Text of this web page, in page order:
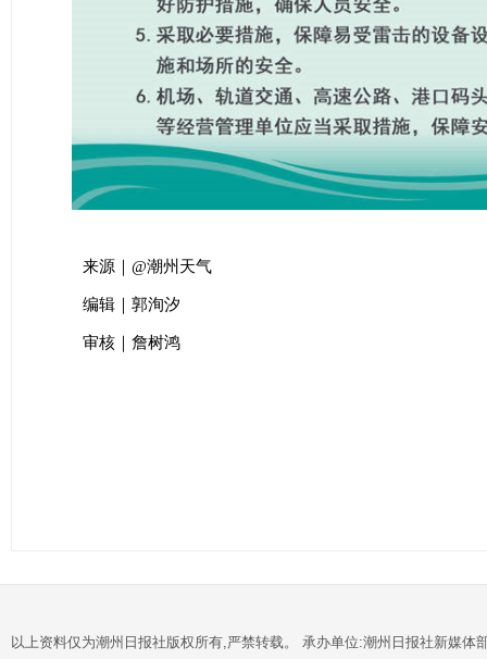
来源｜@潮州天气
编辑｜郭洵汐
审核｜詹树鸿
以上资料仅为潮州日报社版权所有,严禁转载。 承办单位:潮州日报社新媒体